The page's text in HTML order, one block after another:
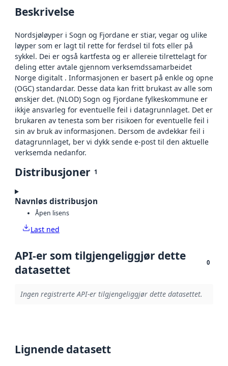
Beskrivelse
Nordsjøløyper i Sogn og Fjordane er stiar, vegar og ulike
løyper som er lagt til rette for ferdsel til fots eller på
sykkel. Dei er også kartfesta og er allereie tilrettelagt for
deling etter avtale gjennom verksemdssamarbeidet
Norge digitalt . Informasjonen er basert på enkle og opne
(OGC) standardar. Desse data kan fritt brukast av alle som
ønskjer det. (NLOD) Sogn og Fjordane fylkeskommune er
ikkje ansvarleg for eventuelle feil i datagrunnlaget. Det er
brukaren av tenesta som ber risikoen for eventuelle feil i
sin av bruk av informasjonen. Dersom de avdekkar feil i
datagrunnlaget, ber vi dykk sende e-post til den aktuelle
verksemda nedanfor.
Distribusjoner 1
Navnløs distribusjon
Åpen lisens
Last ned
API-er som tilgjengeliggjør dette
datasettet
0
Ingen registrerte API-er tilgjengeliggjør dette datasettet.
Lignende datasett